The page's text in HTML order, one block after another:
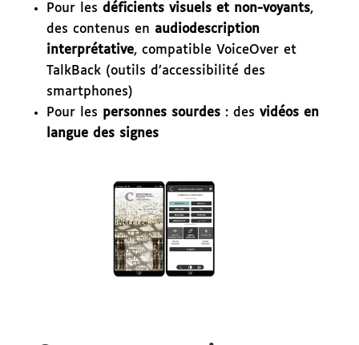
Pour les déficients visuels et non-voyants,
des contenus en audiodescription
interprétative, compatible VoiceOver et
TalkBack (outils d’accessibilité des
smartphones)
Pour les personnes sourdes: des vidéos en
langue des signes